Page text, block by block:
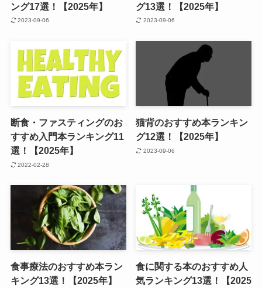
ング17選！【2025年】
2023-09-06
グ13選！【2025年】
2023-09-06
断食・ファスティングのお
すすめ入門本ランキング11
選！【2025年】
2022-02-28
猫背のおすすめ本ランキン
グ12選！【2025年】
2023-09-06
食事療法のおすすめ本ラン
キング13選！【2025年】
食に関する本のおすすめ人
気ランキング13選！【2025